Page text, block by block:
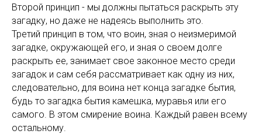
Второй принцип - мы должны пытаться раскрыть эту
загадку, но даже не надеясь выполнить это.
Третий принцип в том, что воин, зная о неизмеримой
загадке, окружающей его, и зная о своем долге
раскрыть ее, занимает свое законное место среди
загадок и сам себя рассматривает как одну из них,
следовательно, для воина нет конца загадке бытия,
будь то загадка бытия камешка, муравья или его
самого. В этом смирение воина. Каждый равен всему
остальному.